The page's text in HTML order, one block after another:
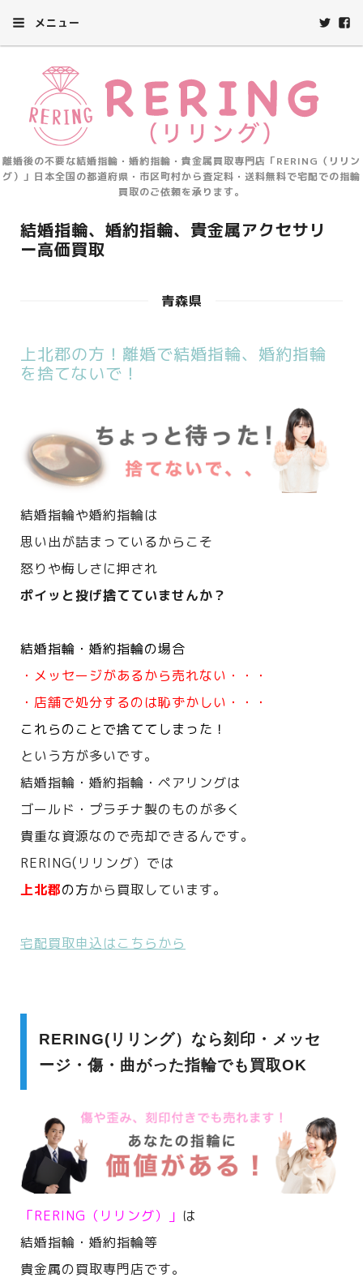
メニュー
離婚後の不要な結婚指輪・婚約指輪・貴金属買取専門店「RERING（リリン
グ）」日本全国の都道府県・市区町村から査定料・送料無料で宅配での指輪
買取のご依頼を承ります。
結婚指輪、婚約指輪、貴金属アクセサリ
ー高価買取
青森県
上北郡の方！離婚で結婚指輪、婚約指輪
を捨てないで！
結婚指輪や婚約指輪は
思い出が詰まっているからこそ
怒りや悔しさに押され
ポイッと投げ捨てていませんか？
結婚指輪・婚約指輪の場合
・メッセージがあるから売れない・・・
・店舗で処分するのは恥ずかしい・・・
これらのことで捨ててしまった！
という方が多いです。
結婚指輪・婚約指輪・ペアリングは
ゴールド・プラチナ製のものが多く
貴重な資源なので売却できるんです。
RERING(リリング）では
上北郡の方から買取しています。
宅配買取申込はこちらから
RERING(リリング）なら刻印・メッセ
ージ・傷・曲がった指輪でも買取OK
「RERING（リリング）」 は
結婚指輪・婚約指輪等
貴金属の買取専門店です。